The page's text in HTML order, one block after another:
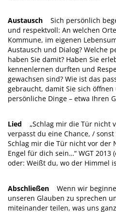
Austausch Sich persönlich
und respektvoll: An welchen
Kommune, im eigenen
Austausch und Dialog? Welche
haben Sie damit? Haben Sie
kennenlernen durften und
gewachsen sind? Wie ist das
gebraucht, damit Sie sich
persönliche Dinge – etwa Ihren
Lied „Schlag mir die Tür nicht
verpasst du eine Chance, /
Schlag mir die Tür nicht vor der
Engel für dich sein…“ WGT 2013
oder: Weißt du, wo der Himmel
Abschließen Wenn wir
unseren Glauben zu sprechen
miteinander teilen, was uns